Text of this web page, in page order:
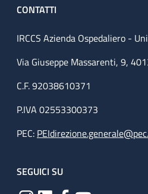
CONTATTI
IRCCS Azienda Ospedaliero -
Via Giuseppe Massarenti, 9,
C.F. 92038610371
P.IVA 02553300373
PEC:
SEGUICI SU